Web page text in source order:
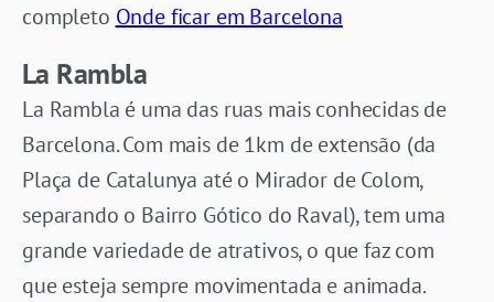
completo Onde ficar em Barcelona
La Rambla
La Rambla é uma das ruas mais conhecidas de
Barcelona. Com mais de 1km de extensão (da
Plaça de Catalunya até o Mirador de Colom,
separando o Bairro Gótico do Raval), tem uma
grande variedade de atrativos, o que faz com
que esteja sempre movimentada e animada.